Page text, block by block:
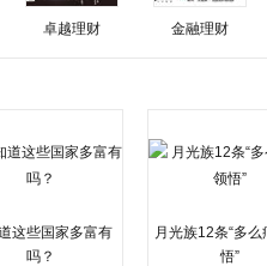
卓越理财 金融理财
这些国家多富有
吗？
月光族12条“多么
悟”